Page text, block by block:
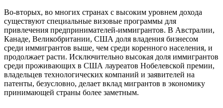
Во-вторых, во многих странах с высоким уровнем дохода
существуют специальные визовые программы для
привлечения предпринимателей-иммигрантов. В Австралии,
Канаде, Великобритании, США доля владения бизнесом
среди иммигрантов выше, чем среди коренного населения, и
продолжает расти. Исключительно высокая доля иммигрантов
среди проживающих в США лауреатов Нобелевской премии,
владельцев технологических компаний и заявителей на
патенты, безусловно, делает вклад мигрантов в экономику
принимающей страны более заметным.